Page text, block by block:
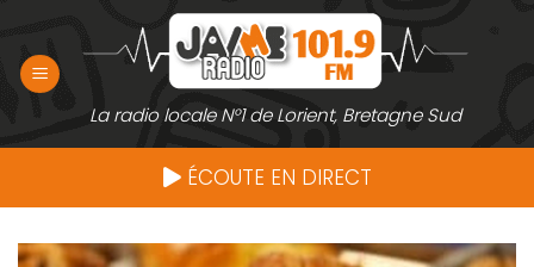
contenu
La radio locale N°1 de Lorient, Bretagne Sud
ÉCOUTE EN DIRECT